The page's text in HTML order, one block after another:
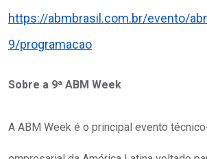
https://abmbrasil.com.br/evento/
9/programacao
Sobre a 9ª ABM Week
A ABM Week é o principal evento